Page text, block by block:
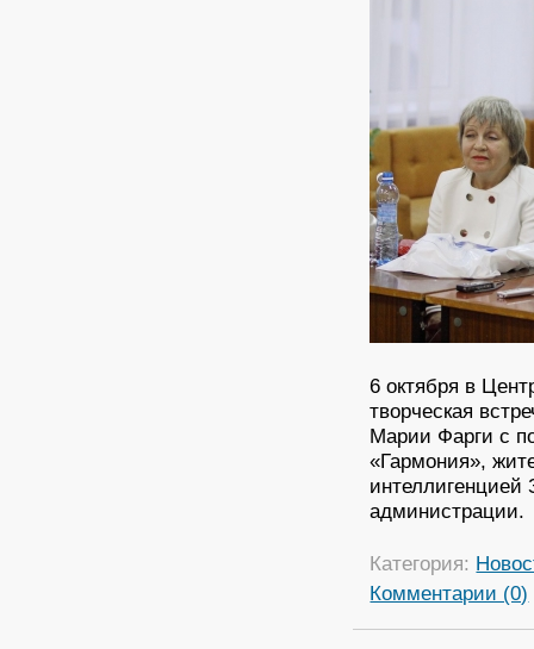
6 октября в
творческая
Марии Фарги с
«Гармония»,
администрации.
Категория:
Комментарии (0)